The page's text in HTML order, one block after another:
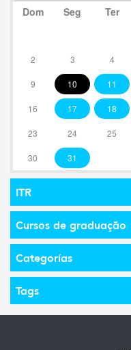
Dom Seg Ter
2 3 4
9 10 11
16 17 18
23 24 25
30 31
ITR
Cursos de graduação
Categorías
Tags